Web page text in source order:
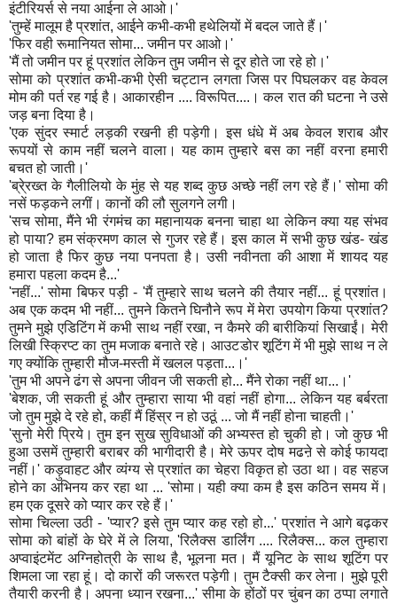
इंटीरियर्स से नया आईना ले आओ।'
'तुम्हें मालूम है प्रशांत, आईने कभी-कभी हथेलियों में बदल जाते हैं।'
'फिर वही रूमानियत सोमा... जमीन पर आओ।'
'मैं तो जमीन पर हूं प्रशांत लेकिन तुम जमीन से दूर होते जा रहे हो।'
सोमा को प्रशांत कभी-कभी ऐसी चट्टान लगता जिस पर पिघलकर वह केवल
मोम की पर्त रह गई है। आकारहीन .... विरूपित....। कल रात की घटना ने उसे
जड़ बना दिया है।
'एक सुंदर स्मार्ट लड़की रखनी ही पड़ेगी। इस धंधे में अब केवल शराब और
रूपयों से काम नहीं चलने वाला। यह काम तुम्हारे बस का नहीं वरना हमारी
बचत हो जाती।'
'ब्रे्रख्त के गैलीलियो के मुंह से यह शब्द कुछ अच्छे नहीं लग रहे हैं।' सोमा की
नसें फड़कने लगीं। कानों की लौ सुलगने लगी।
'सच सोमा, मैंने भी रंगमंच का महानायक बनना चाहा था लेकिन क्या यह संभव
हो पाया? हम संक्रमण काल से गुजर रहे हैं। इस काल में सभी कुछ खंड- खंड
हो जाता है फिर कुछ नया पनपता है। उसी नवीनता की आशा में शायद यह
हमारा पहला कदम है...'
'नहीं...' सोमा बिफर पड़ी - 'मैं तुम्हारे साथ चलने की तैयार नहीं... हूं प्रशांत।
अब एक कदम भी नहीं... तुमने कितने घिनौने रूप में मेरा उपयोग किया प्रशांत?
तुमने मुझे एडिटिंग में कभी साथ नहीं रखा, न कैमरे की बारीकियां सिखाईं। मेरी
लिखी स्क्रिप्ट का तुम मजाक बनाते रहे। आउटडोर शूटिंग में भी मुझे साथ न ले
गए क्योंकि तुम्हारी मौज-मस्ती में खलल पड़ता...।'
'तुम भी अपने ढंग से अपना जीवन जी सकती हो... मैंने रोका नहीं था...।'
'बेशक, जी सकती हूं और तुम्हारा साया भी वहां नहीं होगा... लेकिन यह बर्बरता
जो तुम मुझे दे रहे हो, कहीं मैं हिंस्र न हो उठूं ... जो मैं नहीं होना चाहती।'
'सुनो मेरी प्रिये। तुम इन सुख सुविधाओं की अभ्यस्त हो चुकी हो। जो कुछ भी
हुआ उसमें तुम्हारी बराबर की भागीदारी है। मेरे ऊपर दोष मढऩे से कोई फायदा
नहीं।' कड़ुवाहट और व्यंग्य से प्रशांत का चेहरा विकृत हो उठा था। वह सहज
होने का अभिनय कर रहा था ... 'सोमा। यही क्या कम है इस कठिन समय में।
हम एक दूसरे को प्यार कर रहे हैं।'
सोमा चिल्ला उठी - 'प्यार? इसे तुम प्यार कह रहो हो...' प्रशांत ने आगे बढ़कर
सोमा को बांहों के घेरे में ले लिया, 'रिलैक्स डार्लिंग .... रिलैक्स... कल तुम्हारा
अप्वाइंटमेंट अग्निहोत्री के साथ है, भूलना मत। मैं यूनिट के साथ शूटिंग पर
शिमला जा रहा हूं। दो कारों की जरूरत पड़ेगी। तुम टैक्सी कर लेना। मुझे पूरी
तैयारी करनी है। अपना ध्यान रखना...' सीमा के होंठों पर चुंबन का ठप्पा लगाते